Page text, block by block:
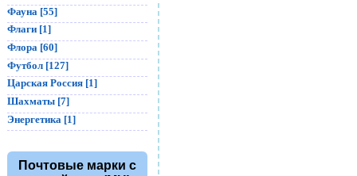
Фауна [55]
Флаги [1]
Флора [60]
Футбол [127]
Царская Россия [1]
Шахматы [7]
Энергетика [1]
Почтовые марки с